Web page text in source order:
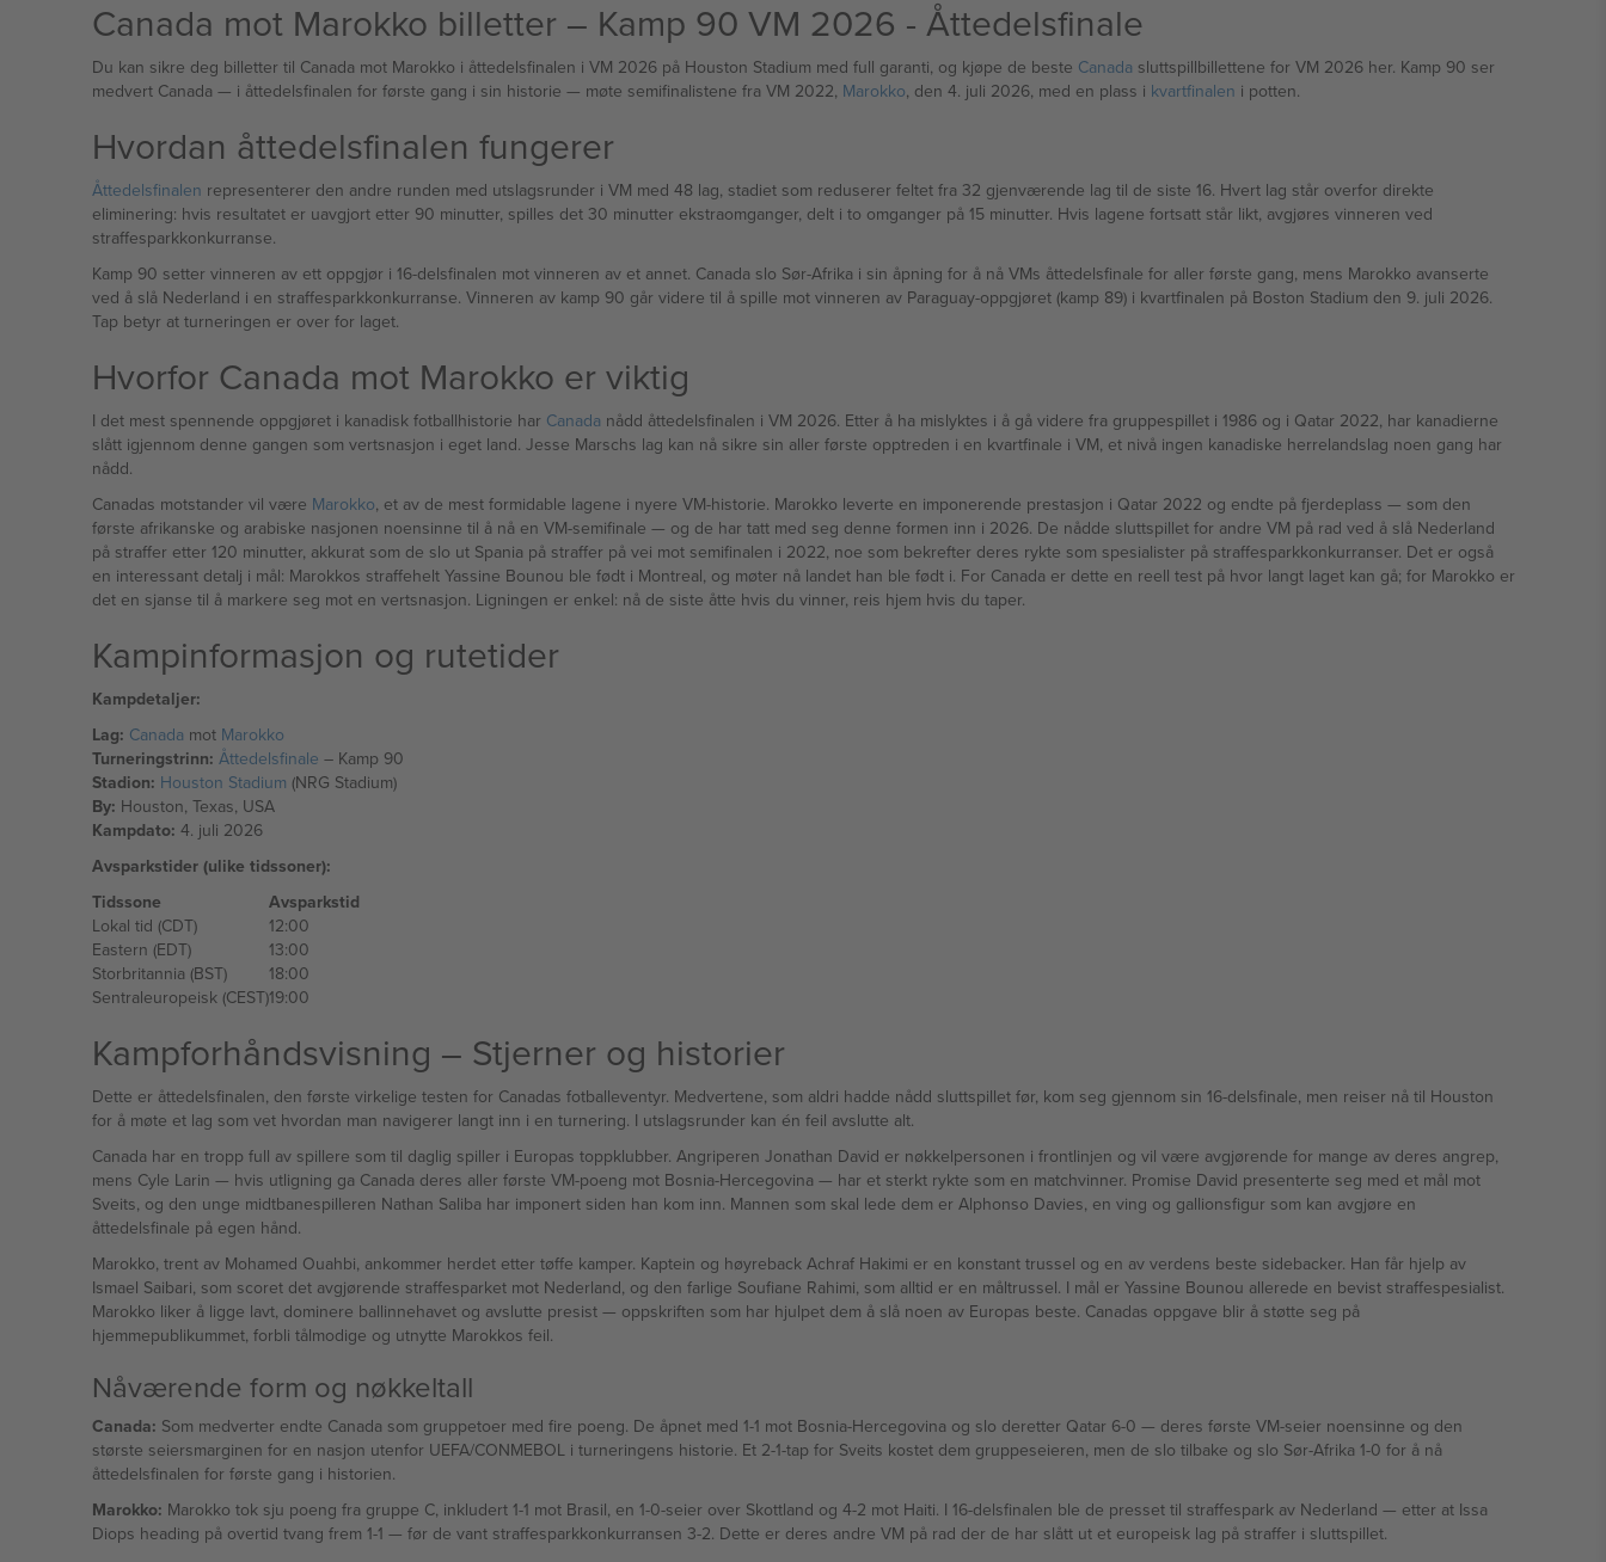
Canada mot Marokko billetter – Kamp 90 VM 2026 - Åttedelsfinale
Du kan sikre deg billetter til Canada mot Marokko i åttedelsfinalen i VM 2026 på Houston Stadium med full garanti, og kjøpe de beste Canada sluttspillbillettene for VM 2026 her. Kamp 90 ser
medvert Canada — i åttedelsfinalen for første gang i sin historie — møte semifinalistene fra VM 2022, Marokko, den 4. juli 2026, med en plass i kvartfinalen i potten.
Hvordan åttedelsfinalen fungerer
Åttedelsfinalen representerer den andre runden med utslagsrunder i VM med 48 lag, stadiet som reduserer feltet fra 32 gjenværende lag til de siste 16. Hvert lag står overfor direkte
eliminering: hvis resultatet er uavgjort etter 90 minutter, spilles det 30 minutter ekstraomganger, delt i to omganger på 15 minutter. Hvis lagene fortsatt står likt, avgjøres vinneren ved
straffesparkkonkurranse.
Kamp 90 setter vinneren av ett oppgjør i 16-delsfinalen mot vinneren av et annet. Canada slo Sør-Afrika i sin åpning for å nå VMs åttedelsfinale for aller første gang, mens Marokko avanserte
ved å slå Nederland i en straffesparkkonkurranse. Vinneren av kamp 90 går videre til å spille mot vinneren av Paraguay-oppgjøret (kamp 89) i kvartfinalen på Boston Stadium den 9. juli 2026.
Tap betyr at turneringen er over for laget.
Hvorfor Canada mot Marokko er viktig
I det mest spennende oppgjøret i kanadisk fotballhistorie har Canada nådd åttedelsfinalen i VM 2026. Etter å ha mislyktes i å gå videre fra gruppespillet i 1986 og i Qatar 2022, har kanadierne
slått igjennom denne gangen som vertsnasjon i eget land. Jesse Marschs lag kan nå sikre sin aller første opptreden i en kvartfinale i VM, et nivå ingen kanadiske herrelandslag noen gang har
nådd.
Canadas motstander vil være Marokko, et av de mest formidable lagene i nyere VM-historie. Marokko leverte en imponerende prestasjon i Qatar 2022 og endte på fjerdeplass — som den
første afrikanske og arabiske nasjonen noensinne til å nå en VM-semifinale — og de har tatt med seg denne formen inn i 2026. De nådde sluttspillet for andre VM på rad ved å slå Nederland
på straffer etter 120 minutter, akkurat som de slo ut Spania på straffer på vei mot semifinalen i 2022, noe som bekrefter deres rykte som spesialister på straffesparkkonkurranser. Det er også
en interessant detalj i mål: Marokkos straffehelt Yassine Bounou ble født i Montreal, og møter nå landet han ble født i. For Canada er dette en reell test på hvor langt laget kan gå; for Marokko er
det en sjanse til å markere seg mot en vertsnasjon. Ligningen er enkel: nå de siste åtte hvis du vinner, reis hjem hvis du taper.
Kampinformasjon og rutetider
Kampdetaljer:
Lag: Canada mot Marokko
Turneringstrinn: Åttedelsfinale – Kamp 90
Stadion: Houston Stadium (NRG Stadium)
By: Houston, Texas, USA
Kampdato: 4. juli 2026
Avsparkstider (ulike tidssoner):
Tidssone
Avsparkstid
Lokal tid (CDT)
12:00
Eastern (EDT)
13:00
Storbritannia (BST)
18:00
Sentraleuropeisk (CEST)19:00
Kampforhåndsvisning – Stjerner og historier
Dette er åttedelsfinalen, den første virkelige testen for Canadas fotballeventyr. Medvertene, som aldri hadde nådd sluttspillet før, kom seg gjennom sin 16-delsfinale, men reiser nå til Houston
for å møte et lag som vet hvordan man navigerer langt inn i en turnering. I utslagsrunder kan én feil avslutte alt.
Canada har en tropp full av spillere som til daglig spiller i Europas toppklubber. Angriperen Jonathan David er nøkkelpersonen i frontlinjen og vil være avgjørende for mange av deres angrep,
mens Cyle Larin — hvis utligning ga Canada deres aller første VM-poeng mot Bosnia-Hercegovina — har et sterkt rykte som en matchvinner. Promise David presenterte seg med et mål mot
Sveits, og den unge midtbanespilleren Nathan Saliba har imponert siden han kom inn. Mannen som skal lede dem er Alphonso Davies, en ving og gallionsfigur som kan avgjøre en
åttedelsfinale på egen hånd.
Marokko, trent av Mohamed Ouahbi, ankommer herdet etter tøffe kamper. Kaptein og høyreback Achraf Hakimi er en konstant trussel og en av verdens beste sidebacker. Han får hjelp av
Ismael Saibari, som scoret det avgjørende straffesparket mot Nederland, og den farlige Soufiane Rahimi, som alltid er en måltrussel. I mål er Yassine Bounou allerede en bevist straffespesialist.
Marokko liker å ligge lavt, dominere ballinnehavet og avslutte presist — oppskriften som har hjulpet dem å slå noen av Europas beste. Canadas oppgave blir å støtte seg på
hjemmepublikummet, forbli tålmodige og utnytte Marokkos feil.
Nåværende form og nøkkeltall
Canada: Som medverter endte Canada som gruppetoer med fire poeng. De åpnet med 1-1 mot Bosnia-Hercegovina og slo deretter Qatar 6-0 — deres første VM-seier noensinne og den
største seiersmarginen for en nasjon utenfor UEFA/CONMEBOL i turneringens historie. Et 2-1-tap for Sveits kostet dem gruppeseieren, men de slo tilbake og slo Sør-Afrika 1-0 for å nå
åttedelsfinalen for første gang i historien.
Marokko: Marokko tok sju poeng fra gruppe C, inkludert 1-1 mot Brasil, en 1-0-seier over Skottland og 4-2 mot Haiti. I 16-delsfinalen ble de presset til straffespark av Nederland — etter at Issa
Diops heading på overtid tvang frem 1-1 — før de vant straffesparkkonkurransen 3-2. Dette er deres andre VM på rad der de har slått ut et europeisk lag på straffer i sluttspillet.